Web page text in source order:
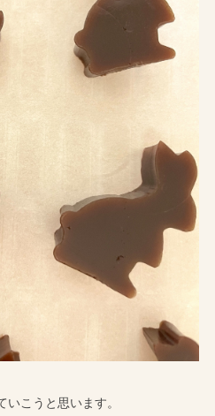
こうと思います。